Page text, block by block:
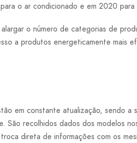
o ar condicionado e em 2020 para
o número de categorias de
a produtos energeticamente mais
em constante atualização, sendo
São recolhidos dados dos modelos
direta de informações com os